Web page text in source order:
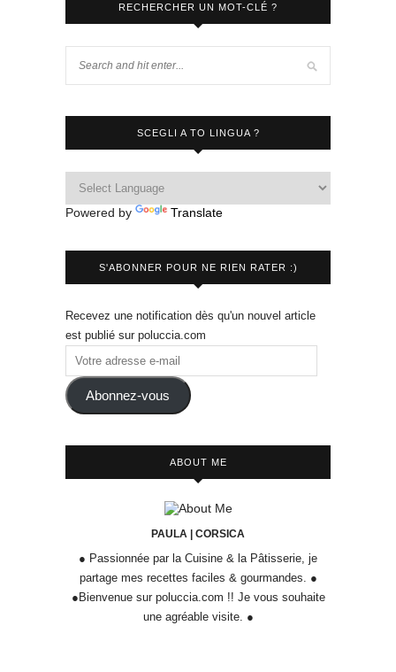
RECHERCHER UN MOT-CLÉ ?
SCEGLI A TO LINGUA ?
Powered by Translate
S'ABONNER POUR NE RIEN RATER :)
Recevez une notification dès qu'un nouvel article
est publié sur poluccia.com
Abonnez-vous
ABOUT ME
PAULA | CORSICA
● Passionnée par la Cuisine & la Pâtisserie, je
partage mes recettes faciles & gourmandes. ●
●Bienvenue sur poluccia.com !! Je vous souhaite
une agréable visite. ●